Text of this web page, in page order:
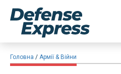
Головна Армії & Війни